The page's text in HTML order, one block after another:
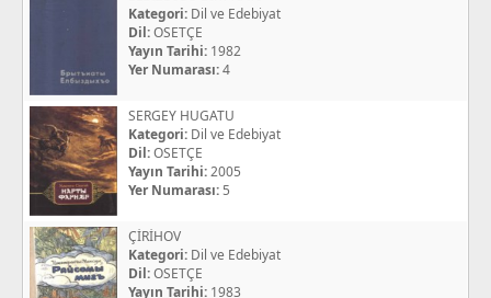
Kategori: Dil ve Edebiyat
Dil:OSETÇE
Yayın Tarihi: 1982
Yer Numarası:4
SERGEY HUGATU
Kategori: Dil ve Edebiyat
Dil:OSETÇE
Yayın Tarihi:2005
Yer Numarası: 5
ÇİRİHOV
Kategori: Dil ve Edebiyat
Dil:OSETÇE
Yayın Tarihi: 1983